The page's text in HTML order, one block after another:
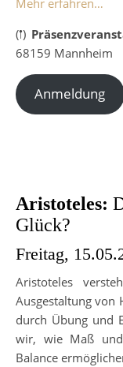
Mehr erfahren…
(𖡡)
68159 Mannheim
Anmeldung
Aristoteles:
Glück?
Freitag,
Aristoteles
Ausgestaltung von
durch Übung und
wir, wie Maß
Balance